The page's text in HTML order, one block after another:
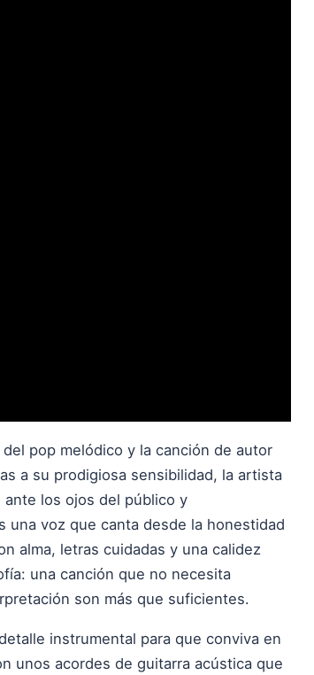
pop melódico y la canción de autor
a su prodigiosa sensibilidad, la artista
ante los ojos del público y
voz que canta desde la honestidad
alma, letras cuidadas y una calidez
una canción que no necesita
son más que suficientes.
instrumental para que conviva en
unos acordes de guitarra acústica que